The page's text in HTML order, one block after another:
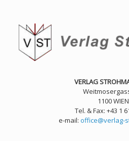
springen
VERLAG
1100 WIEN
Tel. & Fax: +43 1
e-mail: office@verlag-